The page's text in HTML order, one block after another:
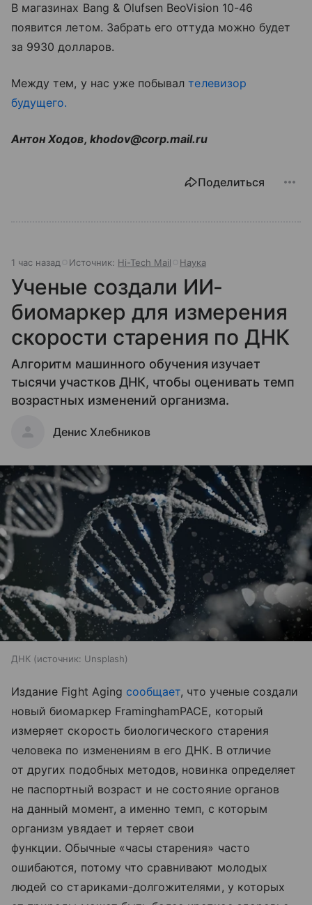
В магазинах Bang & Olufsen BeoVision 10-46
появится летом. Забрать его оттуда можно будет
за 9930 долларов.
Между тем, у нас уже побывалтелевизор
будущего.
Антон Ходов, khodov@corp.mail.ru
Поделиться
1 час назад Источник: Hi-Tech Mail Наука
Ученые создали ИИ-
биомаркер для измерения
скорости старения по ДНК
Алгоритм машинного обучения изучает
тысячи участков ДНК, чтобы оценивать темп
возрастных изменений организма.
Денис Хлебников
ДНК источник: Unsplash
Издание Fight Aging сообщает, что ученые создали
новый биомаркер FraminghamPACE, который
измеряет скорость биологического старения
человека по изменениям в его ДНК. В отличие
от других подобных методов, новинка определяет
не паспортный возраст и не состояние органов
на данный момент, а именно темп, с которым
организм увядает и теряет свои
функции. Обычные «часы старения» часто
ошибаются, потому что сравнивают молодых
людей со стариками-долгожителями, у которых